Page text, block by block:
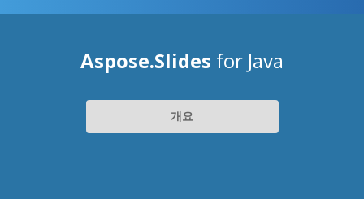
Aspose.Slides for Java
개요